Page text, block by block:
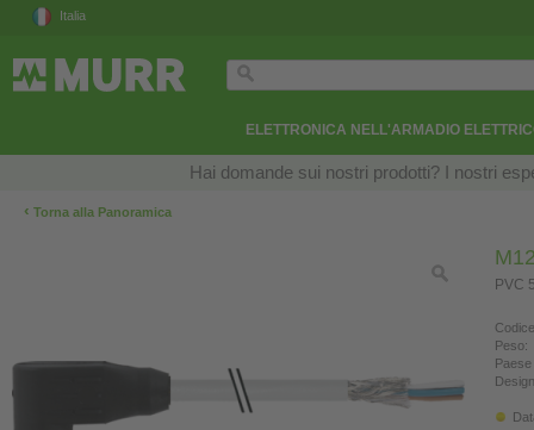
Italia
ELETTRONICA NELL'ARMADIO
Hai domande sui nostri prodotti? I nostri
‹ Torna alla Panoramica
PVC
Peso: